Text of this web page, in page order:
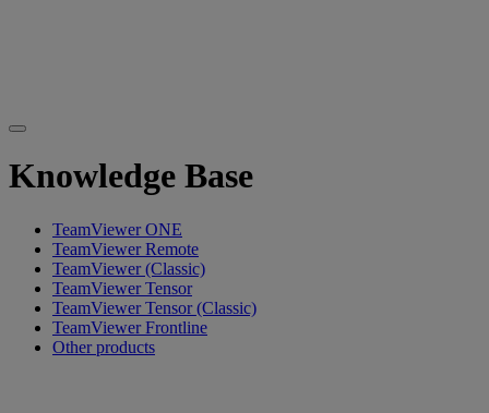
Knowledge Base
TeamViewer ONE
TeamViewer Remote
TeamViewer (Classic)
TeamViewer Tensor
TeamViewer Tensor (Classic)
TeamViewer Frontline
Other products